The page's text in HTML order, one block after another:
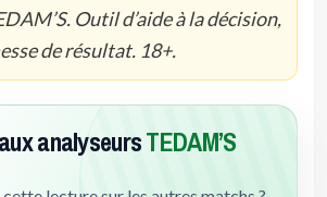
Outil d’aide à la décision,
de résultat. 18+.
analyseursTEDAM’S